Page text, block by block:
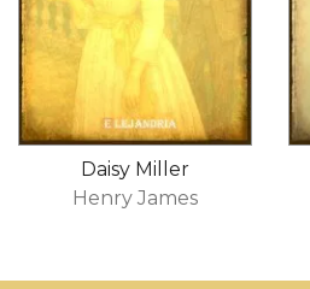
Daisy Miller
Henry James